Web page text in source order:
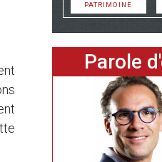
PATRIMOINE
Parole